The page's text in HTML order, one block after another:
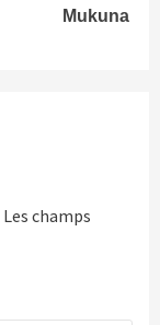
Mukuna
Les champs